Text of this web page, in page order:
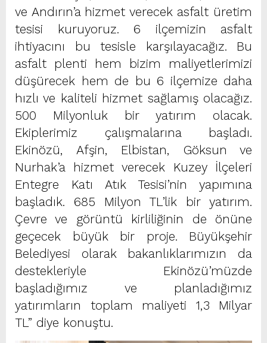
ve Andırın’a hizmet verecek asfalt üretim
tesisi kuruyoruz. 6 ilçemizin asfalt
ihtiyacını bu tesisle karşılayacağız. Bu
asfalt plenti hem bizim maliyetlerimizi
düşürecek hem de bu 6 ilçemize daha
hızlı ve kaliteli hizmet sağlamış olacağız.
500 Milyonluk bir yatırım olacak.
Ekiplerimiz çalışmalarına başladı.
Ekinözü, Afşin, Elbistan, Göksun ve
Nurhak’a hizmet verecek Kuzey İlçeleri
Entegre Katı Atık Tesisi’nin yapımına
başladık. 685 Milyon TL’lik bir yatırım.
Çevre ve görüntü kirliliğinin de önüne
geçecek büyük bir proje. Büyükşehir
Belediyesi olarak bakanlıklarımızın da
destekleriyle Ekinözü’müzde
başladığımız ve planladığımız
yatırımların toplam maliyeti 1,3 Milyar
TL” diye konuştu.